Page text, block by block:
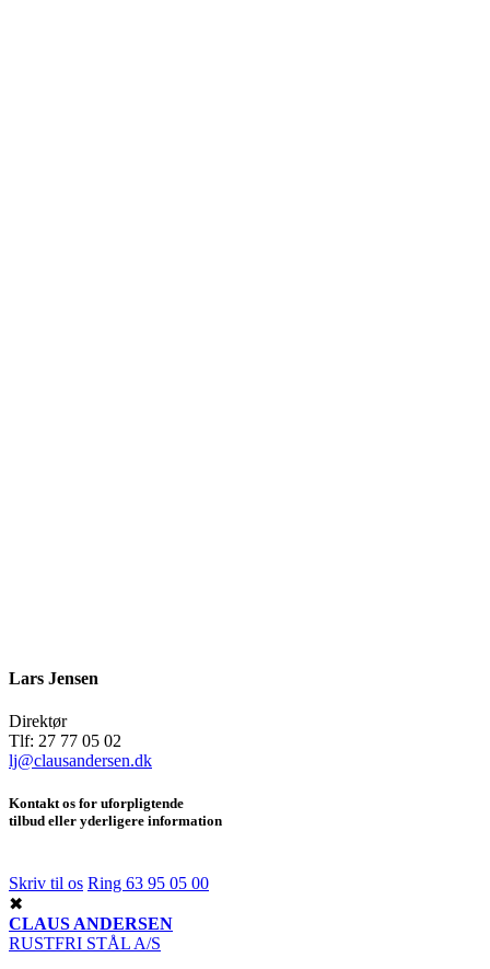
Lars Jensen
Direktør
Tlf: 27 77 05 02
lj@clausandersen.dk
Kontakt os for uforpligtende
tilbud eller yderligere information
Skriv til os Ring 63 95 05 00
✖
CLAUS ANDERSEN
RUSTFRI STÅL A/S